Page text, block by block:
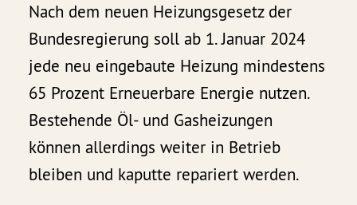
Nach dem neuen Heizungsgesetz der
Bundesregierung soll ab 1. Januar 2024
jede neu eingebaute Heizung mindestens
65 Prozent Erneuerbare Energie nutzen.
Bestehende Öl- und Gasheizungen
können allerdings weiter in Betrieb
bleiben und kaputte repariert werden.